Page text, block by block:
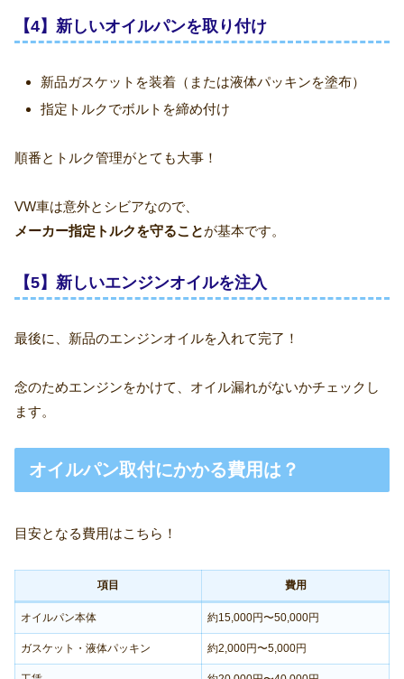
【4】新しいオイルパンを取り付け
新品ガスケットを装着（または液体パッキンを塗布）
指定トルクでボルトを締め付け
順番とトルク管理がとても大事！
VW車は意外とシビアなので、
メーカー指定トルクを守ることが基本です。
【5】新しいエンジンオイルを注入
最後に、新品のエンジンオイルを入れて完了！
念のためエンジンをかけて、オイル漏れがないかチェックし
ます。
オイルパン取付にかかる費用は？
目安となる費用はこちら！
項目 費用
オイルパン本体 約15,000円〜50,000円
ガスケット・液体パッキン 約2,000円〜5,000円